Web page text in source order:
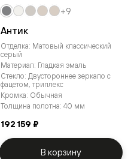
Антик
Отделка: Матовый классический
серый
Материал: Гладкая эмаль
Стекло: Двустороннее зеркало с
фацетом, триплекс
Кромка: Обычная
Толщина полотна: 40 мм
192 159 ₽
+9
В корзину